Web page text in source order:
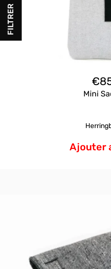
FILTRER
€
Mini
Ajouter